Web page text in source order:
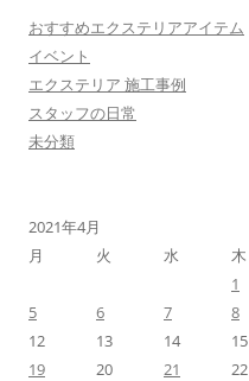
おすすめエクステリアアイテム
イベント
エクステリア 施工事例
スタッフの日常
未分類
2021年4月
月
火 水 木
1
5
6 7 8
12
13 14 15
19
20 21 22